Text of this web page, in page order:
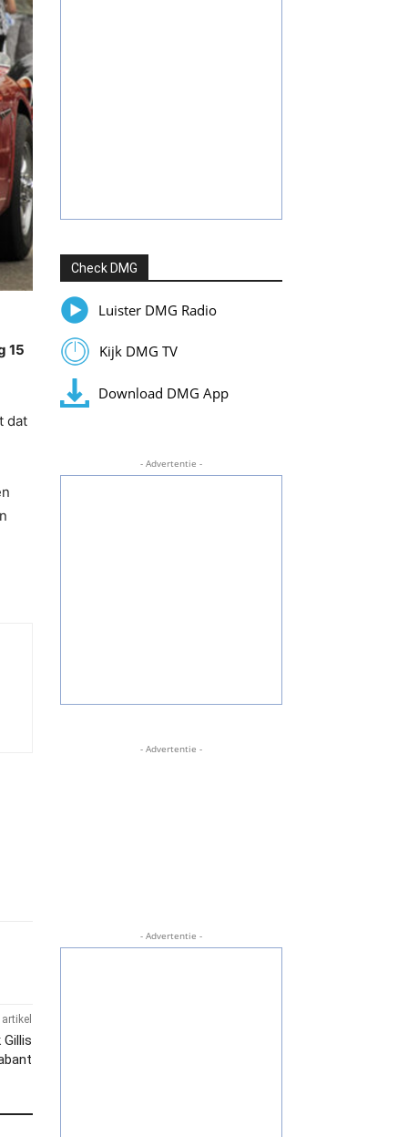
15
dat
Check DMG
Luister DMG Radio
Kijk DMG TV
Download DMG App
- Advertentie -
- Advertentie -
- Advertentie -